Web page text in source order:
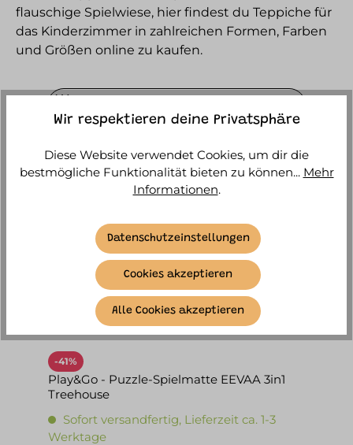
flauschige Spielwiese, hier findest du Teppiche für
das Kinderzimmer in zahlreichen Formen, Farben
und Größen online zu kaufen.
-41%
Play&Go - Puzzle-Spielmatte EEVAA 3in1
Treehouse
Sofort versandfertig, Lieferzeit ca. 1-3
Werktage
Wir respektieren deine Privatsphäre
Diese Website verwendet Cookies, um dir die
bestmögliche Funktionalität bieten zu können... Mehr
Informationen.
Datenschutzeinstellungen
Cookies akzeptieren
Alle Cookies akzeptieren